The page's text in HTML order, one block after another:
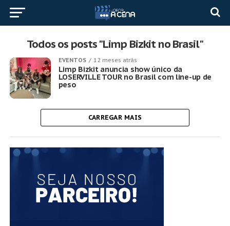
Todos os posts "Limp Bizkit no Brasil"
EVENTOS 12 meses atrás
Limp Bizkit anuncia show único da
LOSERVILLE TOUR no Brasil com line-up de
peso
CARREGAR MAIS